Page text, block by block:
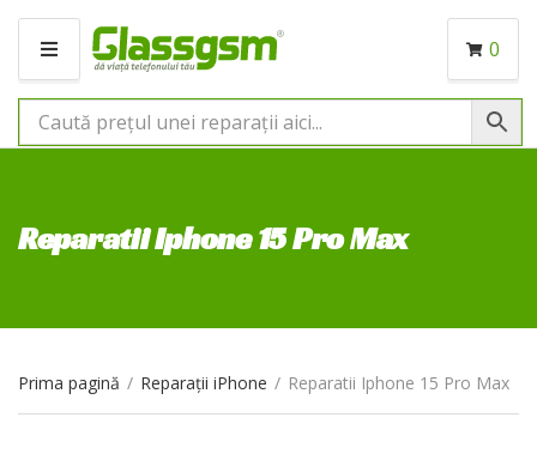
M
N
I
0
Reparatii Iphone 15 Pro Max
Prima pagină / Reparații iPhone / Reparatii Iphone 15 Pro Max